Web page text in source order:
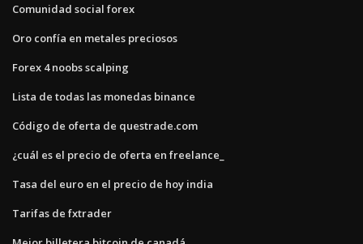
Comunidad social forex
Oro confía en metales preciosos
Forex 4 noobs scalping
Lista de todas las monedas binance
Código de oferta de questrade.com
¿cuál es el precio de oferta en freelance_
Tasa del euro en el precio de hoy india
Tarifas de fxtrader